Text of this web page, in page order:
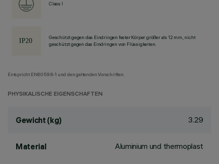
Class I
Geschützt gegen das Eindringen fester Körper größer als 12 mm, nicht
geschützt gegen das Eindringen von Flüssigkeiten.
Entspricht EN60598-1 und den geltenden Vorschriften.
PHYSIKALISCHE EIGENSCHAFTEN
Gewicht (kg) 3.29
Material Aluminium und thermoplast